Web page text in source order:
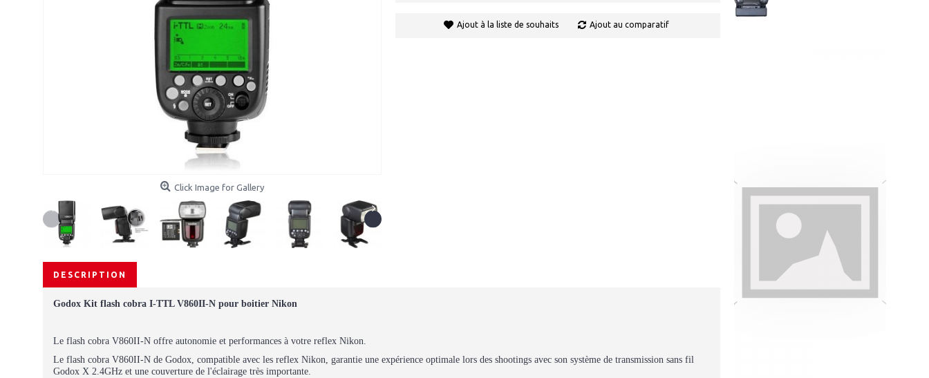
Click Image for Gallery
Ajout à la liste de souhaits Ajout au comparatif
DESCRIPTION
Godox Kit flash cobra I-TTL V860II-N pour boitier Nikon
Le flash cobra V860II-N offre autonomie et performances à votre reflex Nikon.
Le flash cobra V860II-N de Godox, compatible avec les reflex Nikon, garantie une expérience optimale lors des shootings avec son système de transmission sans fil
Godox X 2.4GHz et une couverture de l'éclairage très importante.